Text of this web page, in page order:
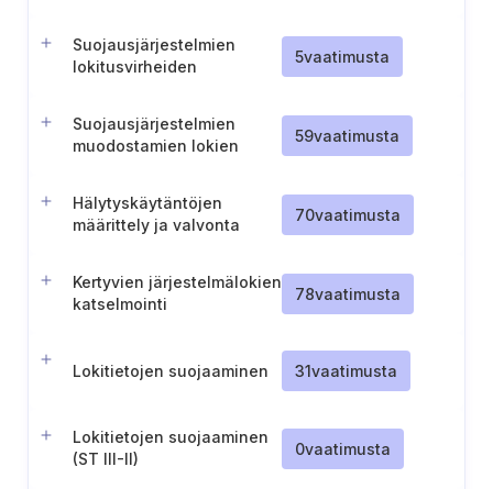
Suojausjärjestelmien
lokitusvirheiden
5vaatimusta
Suojausjärjestelmien
muodostamien lokien
59vaatimusta
Hälytyskäytäntöjen
määrittely ja valvonta
70vaatimusta
Kertyvien järjestelmälokien
katselmointi
78vaatimusta
Lokitietojen suojaaminen 31vaatimusta
Lokitietojen suojaaminen
(ST III-II)
0vaatimusta